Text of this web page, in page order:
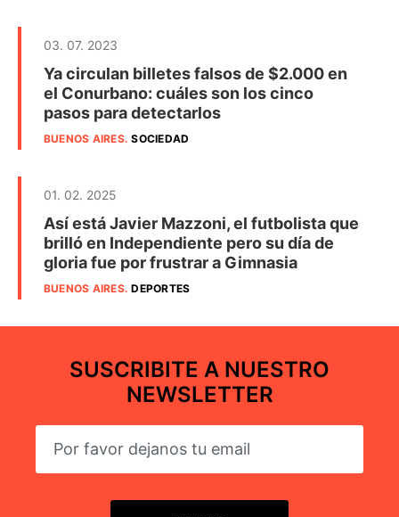
03. 07. 2023
Ya circulan billetes falsos de $2.000 en
el Conurbano: cuáles son los cinco
pasos para detectarlos
BUENOS AIRES.SOCIEDAD
01. 02. 2025
Así está Javier Mazzoni, el futbolista que
brilló en Independiente pero su día de
gloria fue por frustrar a Gimnasia
BUENOS AIRES.DEPORTES
SUSCRIBITE A NUESTRO
NEWSLETTER